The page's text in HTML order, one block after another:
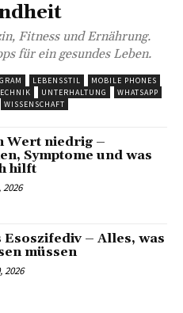
Fitness und Ernährung.
für ein gesundes Leben.
LEBENSSTIL
MOBILE PHONES
UNTERHALTUNG
WHATSAPP
WISSENSCHAFT
Wert niedrig –
Symptome und was
hilft
Esoszifediv – Alles, was
müssen
2026